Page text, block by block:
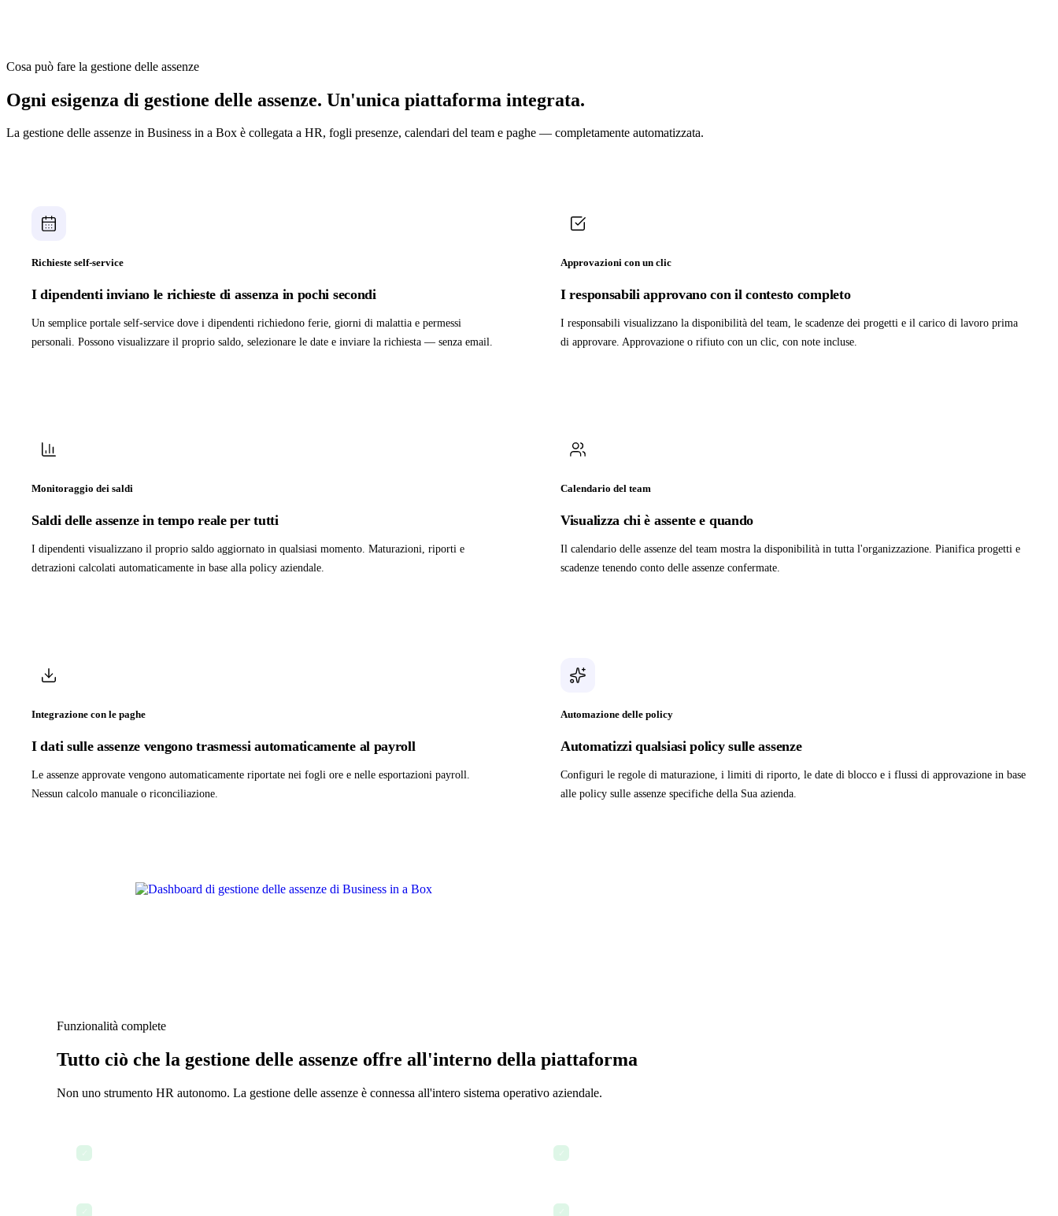
Cosa può fare la gestione delle assenze
Ogni esigenza di gestione delle assenze. Un'unica piattaforma integrata.
La gestione delle assenze in Business in a Box è collegata a HR, fogli presenze, calendari del team e paghe — completamente automatizzata.
Richieste self-service
I dipendenti inviano le richieste di assenza in pochi secondi
Un semplice portale self-service dove i dipendenti richiedono ferie, giorni di malattia e permessi
personali. Possono visualizzare il proprio saldo, selezionare le date e inviare la richiesta — senza email.
Approvazioni con un clic
I responsabili approvano con il contesto completo
I responsabili visualizzano la disponibilità del team, le scadenze dei progetti e il carico di lavoro prima
di approvare. Approvazione o rifiuto con un clic, con note incluse.
Monitoraggio dei saldi
Saldi delle assenze in tempo reale per tutti
I dipendenti visualizzano il proprio saldo aggiornato in qualsiasi momento. Maturazioni, riporti e
detrazioni calcolati automaticamente in base alla policy aziendale.
Calendario del team
Visualizza chi è assente e quando
Il calendario delle assenze del team mostra la disponibilità in tutta l'organizzazione. Pianifica progetti e
scadenze tenendo conto delle assenze confermate.
Integrazione con le paghe
I dati sulle assenze vengono trasmessi automaticamente al payroll
Le assenze approvate vengono automaticamente riportate nei fogli ore e nelle esportazioni payroll.
Nessun calcolo manuale o riconciliazione.
Automazione delle policy
Automatizzi qualsiasi policy sulle assenze
Configuri le regole di maturazione, i limiti di riporto, le date di blocco e i flussi di approvazione in base
alle policy sulle assenze specifiche della Sua azienda.
Funzionalità complete
Tutto ciò che la gestione delle assenze offre all'interno della piattaforma
Non uno strumento HR autonomo. La gestione delle assenze è connessa all'intero sistema operativo aziendale.